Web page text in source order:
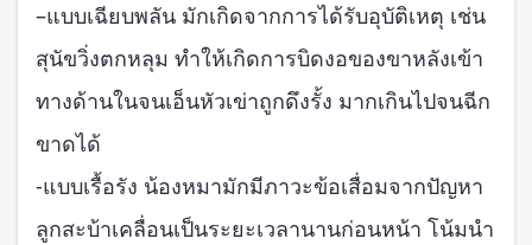
–แบบเฉียบพลัน มักเกิดจากการได้รับอุบัติเหตุ เช่น
สุนัขวิ่งตกหลุม ทำให้เกิดการบิดงอของขาหลังเข้า
ทางด้านในจนเอ็นหัวเข่าถูกดึงรั้ง มากเกินไปจนฉีก
ขาดได้
-แบบเรื้อรัง น้องหมามักมีภาวะข้อเสื่อมจากปัญหา
ลูกสะบ้าเคลื่อนเป็นระยะเวลานานก่อนหน้า โน้มนำ